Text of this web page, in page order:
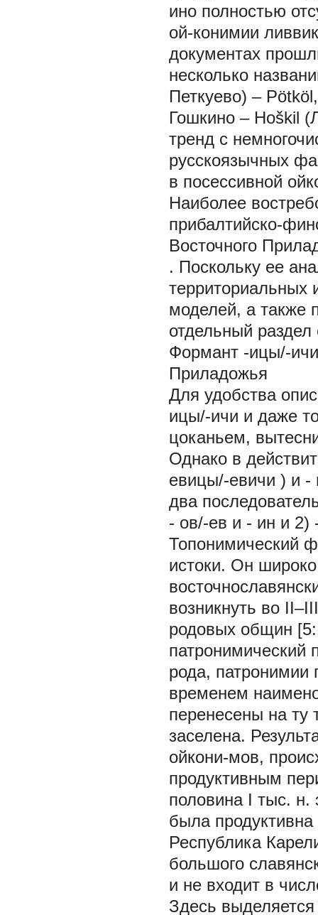
ино полностью
ой-конимии
документах
несколько
Петкуево) –
Гошкино – Hoškil
тренд с
русскоязычных
в посессивной
Наиболее
прибалтийско-
Восточного
. Поскольку ее
территориальных
моделей, а также
отдельный раздел
Формант -ицы/-ичи
Приладожья
Для удобства
ицы/-ичи и даже
цоканьем,
Однако в
евицы/-евичи ) и -
два
- ов/-ев и - ин и 2)
Топонимический
истоки. Он
возникнуть во
родовых общин
патронимический
рода, патронимии
временем
перенесены на ту
заселена.
ойкони-мов,
продуктивным
половина I тыс. н.
была
Республика
большого
и не входит в
Здесь